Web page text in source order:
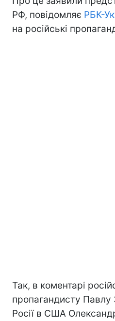
РФ, повідомляє РБК-
на російські
Так, в коментарі
пропагандисту Павлу
Росії в США